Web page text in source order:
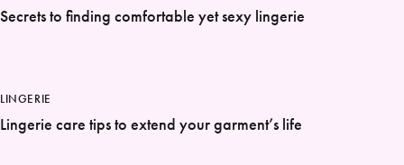
Secrets to finding comfortable yet sexy lingerie
LINGERIE
Lingerie care tips to extend your garment’s life